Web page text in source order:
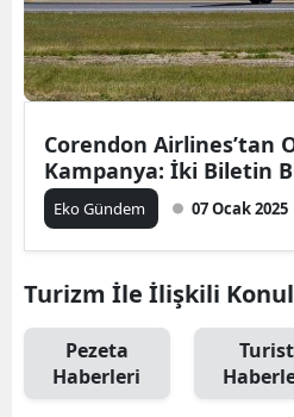
Corendon Airlines’tan
Kampanya: İki Biletin
Eko Gündem 07 Ocak 2025
Turizm İle İlişkili
Pezeta
Haberleri
Turist